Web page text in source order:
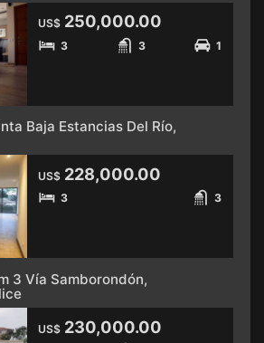
US$ 250,000.00
3 3 1
Baja Estancias Del Río,
US$ 228,000.00
3 3
3 Vía Samborondón,
US$ 230,000.00